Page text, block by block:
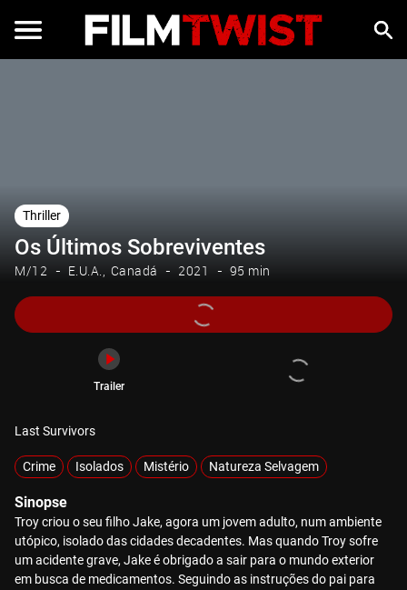
Thriller
Os Últimos Sobreviventes
M/12 E.U.A. Canadá 2021 95 min
Trailer
Last Survivors
Crime Isolados Mistério Natureza Selvagem
Sinopse
Troy criou o seu filho Jake, agora um jovem adulto, num ambiente
utópico, isolado das cidades decadentes. Mas quando Troy sofre
um acidente grave, Jake é obrigado a sair para o mundo exterior
em busca de medicamentos. Seguindo as instruções do pai para